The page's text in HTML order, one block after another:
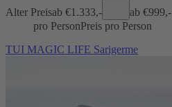
Alter Preisab €1.333,- ab €999,-
pro PersonPreis pro Person
TUI MAGIC LIFE Sarigerme